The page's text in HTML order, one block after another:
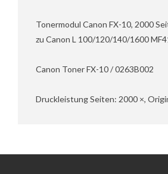
Tonermodul Canon FX-10, 2000
zu Canon L 100/120/140/1600
Canon Toner FX-10 / 0263B002
Druckleistung Seiten: 2000 ×,